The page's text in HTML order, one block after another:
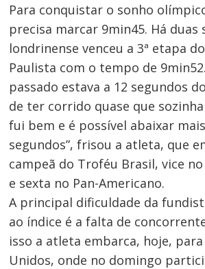
Para conquistar o sonho
precisa marcar 9min45. Há duas
londrinense venceu a 3ª etapa
Paulista com o tempo de
passado estava a 12 segundos
de ter corrido quase que sozinha
fui bem e é possível abaixar
segundos”, frisou a atleta, que
campeã do Troféu Brasil, vice
e sexta no Pan-Americano.
A principal dificuldade da
ao índice é a falta de
isso a atleta embarca, hoje,
Unidos, onde no domingo